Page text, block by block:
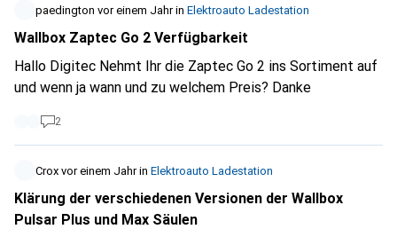
1000,- kostet. Das ist für mich ein Wahnsinn, wenn ich die
Alternativen, die ich hier auf der Website finde, in Betracht
das höchstens einmal pro Woche aufgeladen werden
müsste. Der Elektriker sagte mir jedoch, dass, wenn ich
eine andere Wallbox vorschlagen wollte, diese einen
möchte ich Sie bitten, mir zu empfehlen, welche Wallbox
mit dieser Funktion ich hier zum bestmöglichen Preis
paedington vor einem Jahrin Elektroauto Ladestation
Wallbox Zaptec Go 2 Verfügbarkeit
Hallo Digitec Nehmt Ihr die Zaptec Go 2 ins Sortiment auf
und wenn ja wann und zu welchem Preis? Danke
2
Crox vor einem Jahrin Elektroauto Ladestation
Klärung der verschiedenen Versionen der Wallbox
Pulsar Plus und Max Säulen